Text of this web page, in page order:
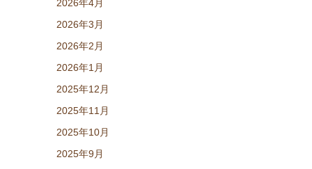
2026年4月
2026年3月
2026年2月
2026年1月
2025年12月
2025年11月
2025年10月
2025年9月